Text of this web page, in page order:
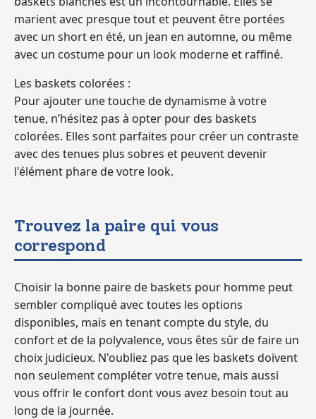
marient avec presque tout et peuvent être portées
avec un short en été, un jean en automne, ou même
avec un costume pour un look moderne et raffiné.
Les baskets colorées :
Pour ajouter une touche de dynamisme à votre
tenue, n’hésitez pas à opter pour des baskets
colorées. Elles sont parfaites pour créer un contraste
avec des tenues plus sobres et peuvent devenir
l'élément phare de votre look.
Trouvez la paire qui vous
correspond
Choisir la bonne paire de baskets pour homme peut
sembler compliqué avec toutes les options
disponibles, mais en tenant compte du style, du
confort et de la polyvalence, vous êtes sûr de faire un
choix judicieux. N'oubliez pas que les baskets doivent
non seulement compléter votre tenue, mais aussi
vous offrir le confort dont vous avez besoin tout au
long de la journée.